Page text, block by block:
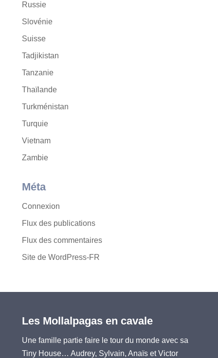
Russie
Slovénie
Suisse
Tadjikistan
Tanzanie
Thaïlande
Turkménistan
Turquie
Vietnam
Zambie
Méta
Connexion
Flux des publications
Flux des commentaires
Site de WordPress-FR
Les Mollalpagas en cavale
Une famille partie faire le tour du monde avec sa
Tiny House… Audrey, Sylvain, Anaïs et Victor